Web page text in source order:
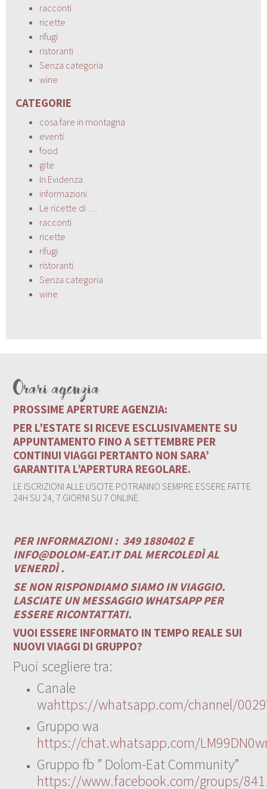
racconti
ricette
rifugi
ristoranti
Senza categoria
wine
CATEGORIE
cosa fare in montagna
eventi
food
gite
In Evidenza
informazioni
Le ricette di …
racconti
ricette
rifugi
ristoranti
Senza categoria
wine
Orari agenzia
PROSSIME APERTURE AGENZIA:
PER L’ESTATE SI RICEVE ESCLUSIVAMENTE SU
APPUNTAMENTO FINO A SETTEMBRE PER
CONTINUI VIAGGI PERTANTO NON SARA’
GARANTITA L’APERTURA REGOLARE.
LE ISCRIZIONI ALLE USCITE POTRANNO SEMPRE ESSERE FATTE
24H SU 24, 7 GIORNI SU 7 ONLINE.
PER INFORMAZIONI : 349 1880402 E
INFO@DOLOM-EAT.ITDAL MERCOLEDÌ AL
VENERDÌ .
SE NON RISPONDIAMO SIAMO IN VIAGGIO.
LASCIATE UN MESSAGGIO WHATSAPP PER
ESSERE RICONTATTATI.
VUOI ESSERE INFORMATO IN TEMPO REALE SUI
NUOVI VIAGGI DI GRUPPO?
Puoi scegliere tra:
Canale
wahttps://whatsapp.com/channel/
Gruppo wa
https://chat.whatsapp.com/
Gruppo fb ” Dolom-Eat Community”
https://www.facebook.com/groups/